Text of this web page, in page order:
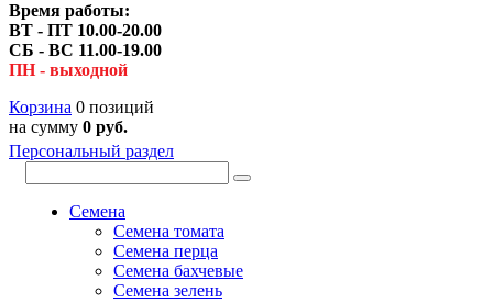
Время работы:
ВТ - ПТ 10.00-20.00
СБ - ВС 11.00-19.00
ПН - выходной
Корзина 0 позиций
на сумму 0 руб.
Персональный раздел
Семена
Семена томата
Семена перца
Семена бахчевые
Семена зелень